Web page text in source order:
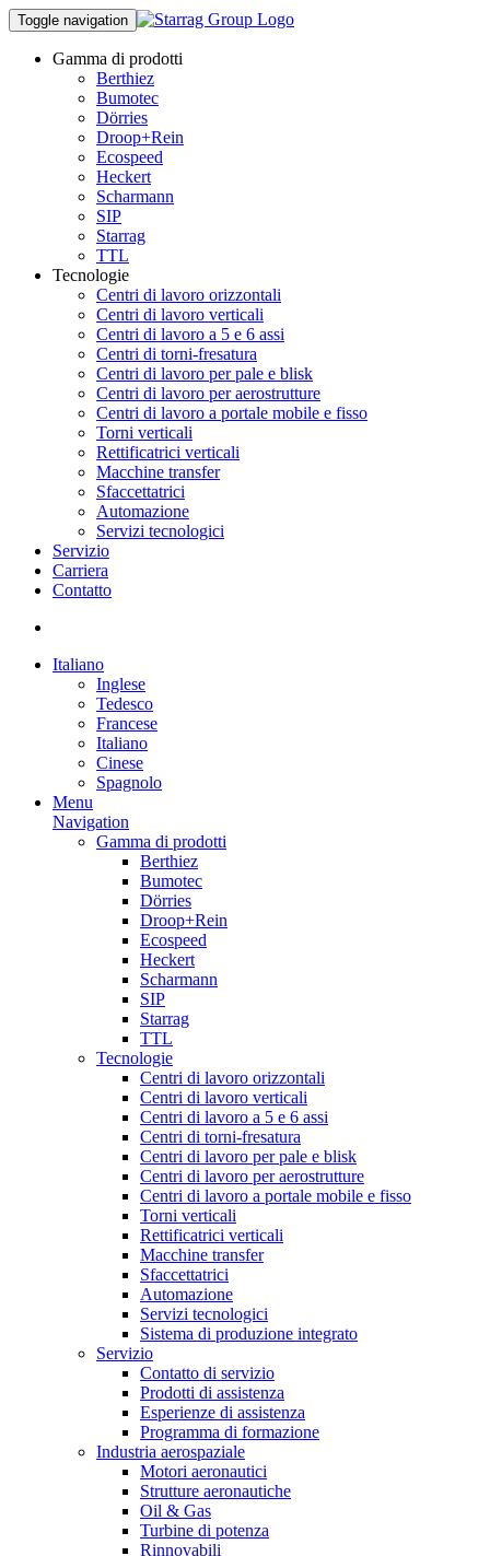
Toggle navigation
Gamma di prodotti
Berthiez
Bumotec
Dörries
Droop+Rein
Ecospeed
Heckert
Scharmann
SIP
Starrag
TTL
Tecnologie
Centri di lavoro orizzontali
Centri di lavoro verticali
Centri di lavoro a 5 e 6 assi
Centri di torni-fresatura
Centri di lavoro per pale e blisk
Centri di lavoro per aerostrutture
Centri di lavoro a portale mobile e fisso
Torni verticali
Rettificatrici verticali
Macchine transfer
Sfaccettatrici
Automazione
Servizi tecnologici
Servizio
Carriera
Contatto
Italiano
Inglese
Tedesco
Francese
Italiano
Cinese
Spagnolo
Menu
Navigation
Gamma di prodotti
Berthiez
Bumotec
Dörries
Droop+Rein
Ecospeed
Heckert
Scharmann
SIP
Starrag
TTL
Tecnologie
Centri di lavoro orizzontali
Centri di lavoro verticali
Centri di lavoro a 5 e 6 assi
Centri di torni-fresatura
Centri di lavoro per pale e blisk
Centri di lavoro per aerostrutture
Centri di lavoro a portale mobile e fisso
Torni verticali
Rettificatrici verticali
Macchine transfer
Sfaccettatrici
Automazione
Servizi tecnologici
Sistema di produzione integrato
Servizio
Contatto di servizio
Prodotti di assistenza
Esperienze di assistenza
Programma di formazione
Industria aerospaziale
Motori aeronautici
Strutture aeronautiche
Oil & Gas
Turbine di potenza
Rinnovabili